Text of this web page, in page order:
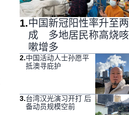
1.中国新冠阳性率升至两
成 多地居民称高烧咳
嗽增多
2.中国活动人士孙愿平
抵澳寻庇护
3.台湾汉光演习开打 后
备动员规模空前